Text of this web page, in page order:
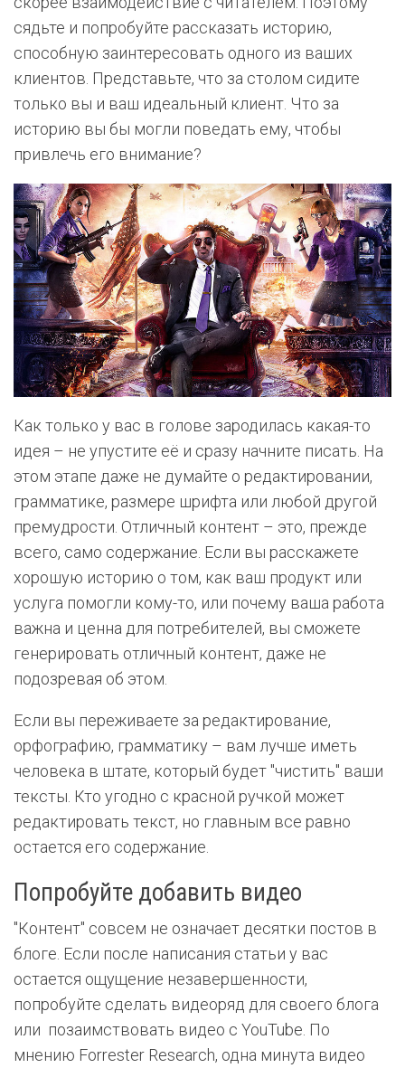
сядьте и попробуйте рассказать историю,
способную заинтересовать одного из ваших
клиентов. Представьте, что за столом сидите
только вы и ваш идеальный клиент. Что за
историю вы бы могли поведать ему, чтобы
привлечь его внимание?
Как только у вас в голове зародилась какая-то
идея – не упустите её и сразу начните писать. На
этом этапе даже не думайте о редактировании,
грамматике, размере шрифта или любой другой
премудрости. Отличный контент – это, прежде
всего, само содержание. Если вы расскажете
хорошую историю о том, как ваш продукт или
услуга помогли кому-то, или почему ваша работа
важна и ценна для потребителей, вы сможете
генерировать отличный контент, даже не
подозревая об этом.
Если вы переживаете за редактирование,
орфографию, грамматику – вам лучше иметь
человека в штате, который будет "чистить" ваши
тексты. Кто угодно с красной ручкой может
редактировать текст, но главным все равно
остается его содержание.
Попробуйте добавить видео
"Контент" совсем не означает десятки постов в
блоге. Если после написания статьи у вас
остается ощущение незавершенности,
попробуйте сделать видеоряд для своего блога
или позаимствовать видео с YouTube. По
мнению Forrester Research, одна минута видео